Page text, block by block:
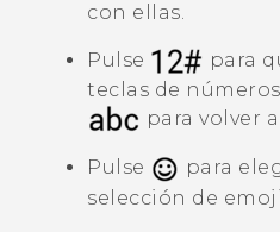
con ellas.
Pulse
para
teclas de
para volver
Pulse
para
selección de